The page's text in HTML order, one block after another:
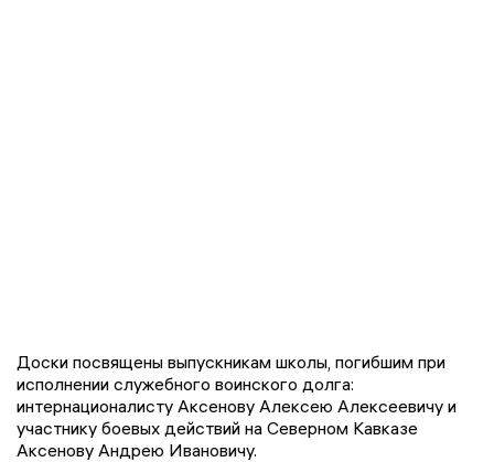
Доски посвящены выпускникам школы, погибшим при
исполнении служебного воинского долга:
интернационалисту Аксенову Алексею Алексеевичу и
участнику боевых действий на Северном Кавказе
Аксенову Андрею Ивановичу.